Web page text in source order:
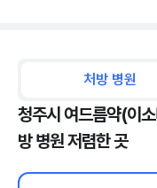
처방 병원
청주시 여드름약(이
방 병원 저렴한 곳